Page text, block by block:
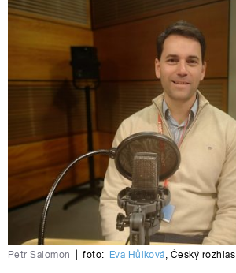
Petr Salomon foto: Eva Hůlková, Český rozhlas